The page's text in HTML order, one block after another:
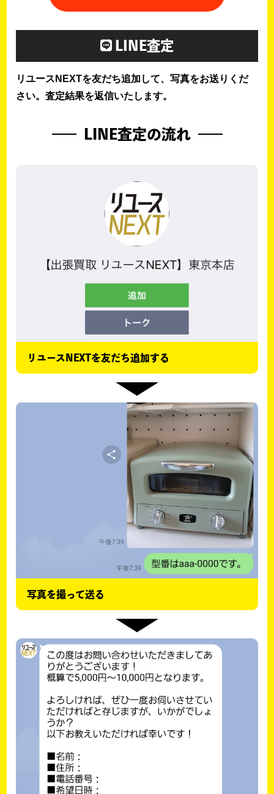
LINE査定
リユースNEXTを友だち追加して、写真をお送りくだ
さい。査定結果を返信いたします。
LINE査定の流れ
リユースNEXTを友だち追加する
写真を撮って送る